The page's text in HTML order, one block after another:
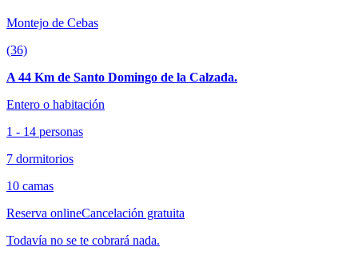
Montejo de Cebas
(36)
A 44 Km de Santo Domingo de la Calzada.
Entero o habitación
1 - 14 personas
7 dormitorios
10 camas
Reserva onlineCancelación gratuita
Todavía no se te cobrará nada.